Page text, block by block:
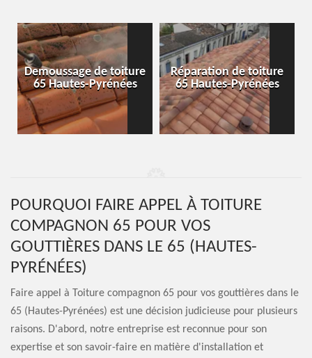
Réparation de toiture
65 Hautes-Pyrénées
Isolation de toiture 65
Hautes-Pyrénées
POURQUOI FAIRE APPEL À TOITURE
COMPAGNON 65 POUR VOS
GOUTTIÈRES DANS LE 65 (HAUTES-
PYRÉNÉES)
Faire appel à Toiture compagnon 65 pour vos gouttières dans le
65 (Hautes-Pyrénées) est une décision judicieuse pour plusieurs
raisons. D'abord, notre entreprise est reconnue pour son
expertise et son savoir-faire en matière d'installation et